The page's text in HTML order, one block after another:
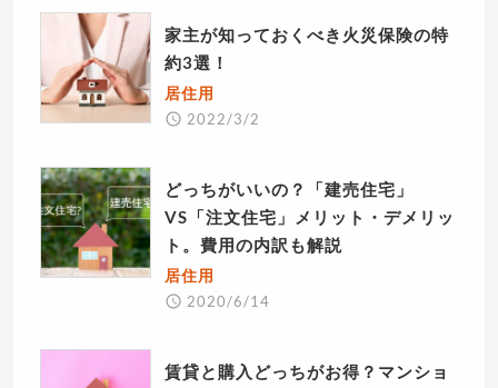
家主が知っておくべき火災保険の特
約3選！
居住用
2022/3/2
どっちがいいの？「建売住宅」
VS「注文住宅」メリット・デメリッ
ト。費用の内訳も解説
居住用
2020/6/14
賃貸と購入どっちがお得？マンショ